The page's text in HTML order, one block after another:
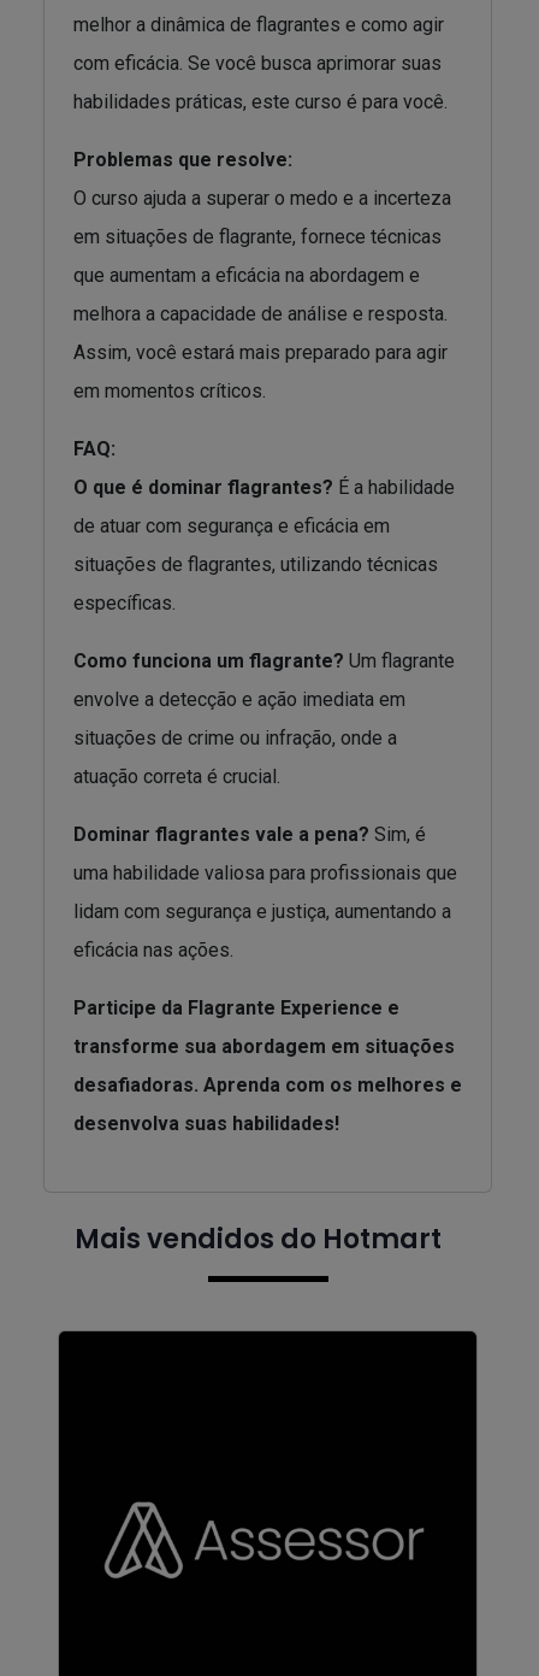
melhor a dinâmica de flagrantes e como agir
com eficácia. Se você busca aprimorar suas
habilidades práticas, este curso é para você.
Problemas que resolve:
O curso ajuda a superar o medo e a incerteza
em situações de flagrante, fornece técnicas
que aumentam a eficácia na abordagem e
melhora a capacidade de análise e resposta.
Assim, você estará mais preparado para agir
em momentos críticos.
FAQ:
O que é dominar flagrantes? É a habilidade
de atuar com segurança e eficácia em
situações de flagrantes, utilizando técnicas
específicas.
Como funciona um flagrante? Um flagrante
envolve a detecção e ação imediata em
situações de crime ou infração, onde a
atuação correta é crucial.
Dominar flagrantes vale a pena? Sim, é
uma habilidade valiosa para profissionais que
lidam com segurança e justiça, aumentando a
eficácia nas ações.
Participe da Flagrante Experience e
transforme sua abordagem em situações
desafiadoras. Aprenda com os melhores e
desenvolva suas habilidades!
Mais vendidos do Hotmart